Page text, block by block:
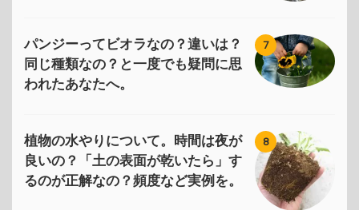
7
パンジーってビオラなの？違いは？
同じ種類なの？と一度でも疑問に思
われたあなたへ。
8
植物の水やりについて。時間は夜が
良いの？「土の表面が乾いたら」す
るのが正解なの？頻度など実例を。